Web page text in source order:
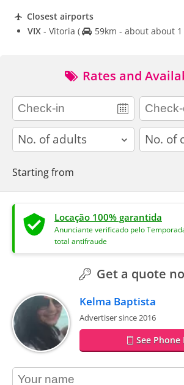
Closest airports
VIX - Vitoria ( 59km - about about
Rates and
adults children
Starting from
Locação 100% garantida
Anunciante verificado pelo
total antifraude
Get a quote
Kelma Baptista
Advertiser since 2016
See
contact_name